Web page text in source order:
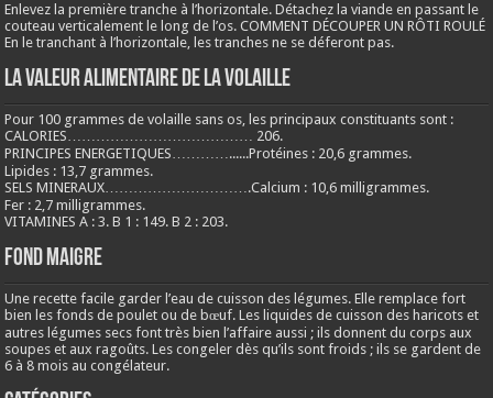
Enlevez la première tranche à l’horizontale. Détachez la viande en passant le
couteau verticalement le long de l’os. COMMENT DÉCOUPER UN RÔTI ROULÉ
En le tranchant à l’horizontale, les tranches ne se déferont pas.
LA VALEUR ALIMENTAIRE DE LA VOLAILLE
Pour 100 grammes de volaille sans os, les principaux constituants sont :
CALORIES………………………………… 206.
PRINCIPES ENERGETIQUES…………......Protéines : 20,6 grammes.
Lipides : 13,7 grammes.
SELS MINERAUX………………………….Calcium : 10,6 milligrammes.
Fer : 2,7 milligrammes.
VITAMINES A : 3. B 1 : 149. B 2 : 203.
Fond maigre
Une recette facile garder l’eau de cuisson des légumes. Elle remplace fort
bien les fonds de poulet ou de bœuf. Les liquides de cuisson des haricots et
autres légumes secs font très bien l’affaire aussi ; ils donnent du corps aux
soupes et aux ragoûts. Les congeler dès qu’ils sont froids ; ils se gardent de
6 à 8 mois au congélateur.